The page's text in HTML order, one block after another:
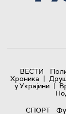
ВЕСТИ
Хроника |
у Украјини |
СПОРТ